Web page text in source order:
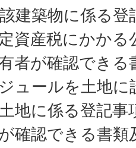
建築物に係る登
資産税にかかる
者が確認できる
ュールを土地
地に係る登記事
確認できる書類